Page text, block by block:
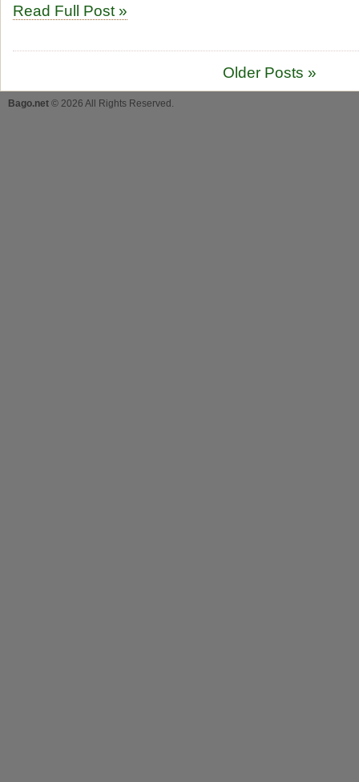
Read Full Post »
Older Posts »
Bago.net © 2026 All Rights Reserved.